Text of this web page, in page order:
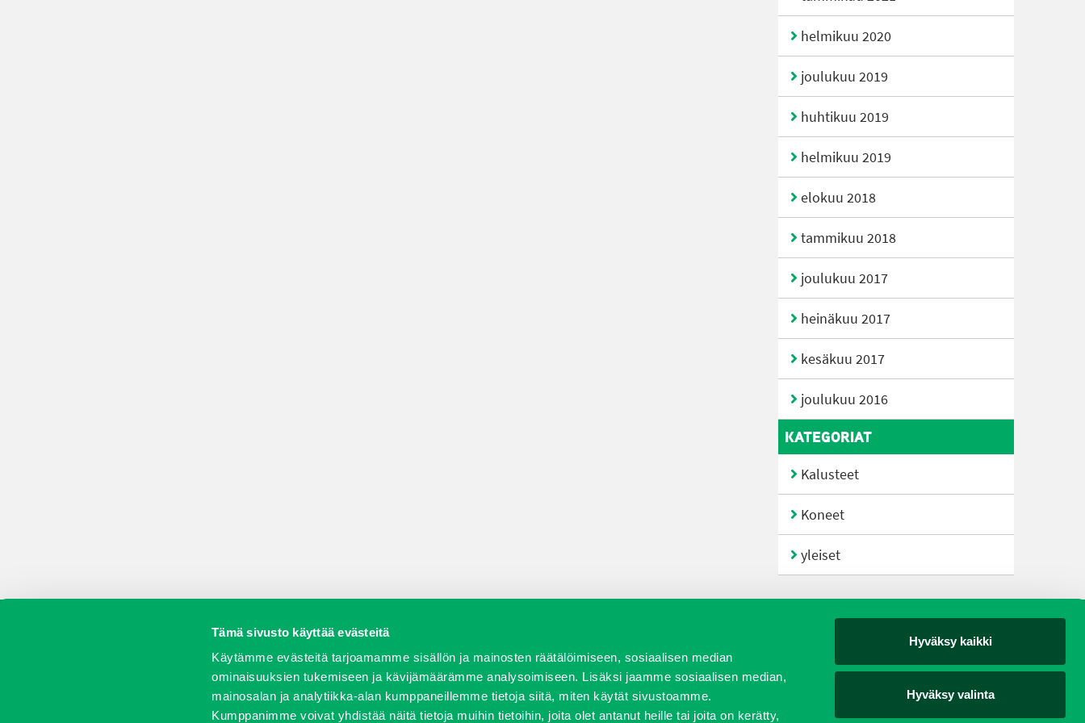
Tämä sivusto käyttää evästeitä
Käytämme evästeitä tarjoamamme sisällön ja mainosten räätälöimiseen, sosiaalisen median
ominaisuuksien tukemiseen ja kävijämäärämme analysoimiseen. Lisäksi jaamme sosiaalisen median,
mainosalan ja analytiikka-alan kumppaneillemme tietoja siitä, miten käytät sivustoamme.
Kumppanimme voivat yhdistää näitä tietoja muihin tietoihin, joita olet antanut heille tai joita on kerätty,
Hyväksy kaikki
Hyväksy valinta
helmikuu 2020
joulukuu 2019
huhtikuu 2019
helmikuu 2019
elokuu 2018
tammikuu 2018
joulukuu 2017
heinäkuu 2017
kesäkuu 2017
joulukuu 2016
KATEGORIAT
Kalusteet
Koneet
yleiset
Vaihtokoneet Kalusteet Huolto ja varaosat Verkkokauppa JT Vuokrakone Jälleenmyyjät